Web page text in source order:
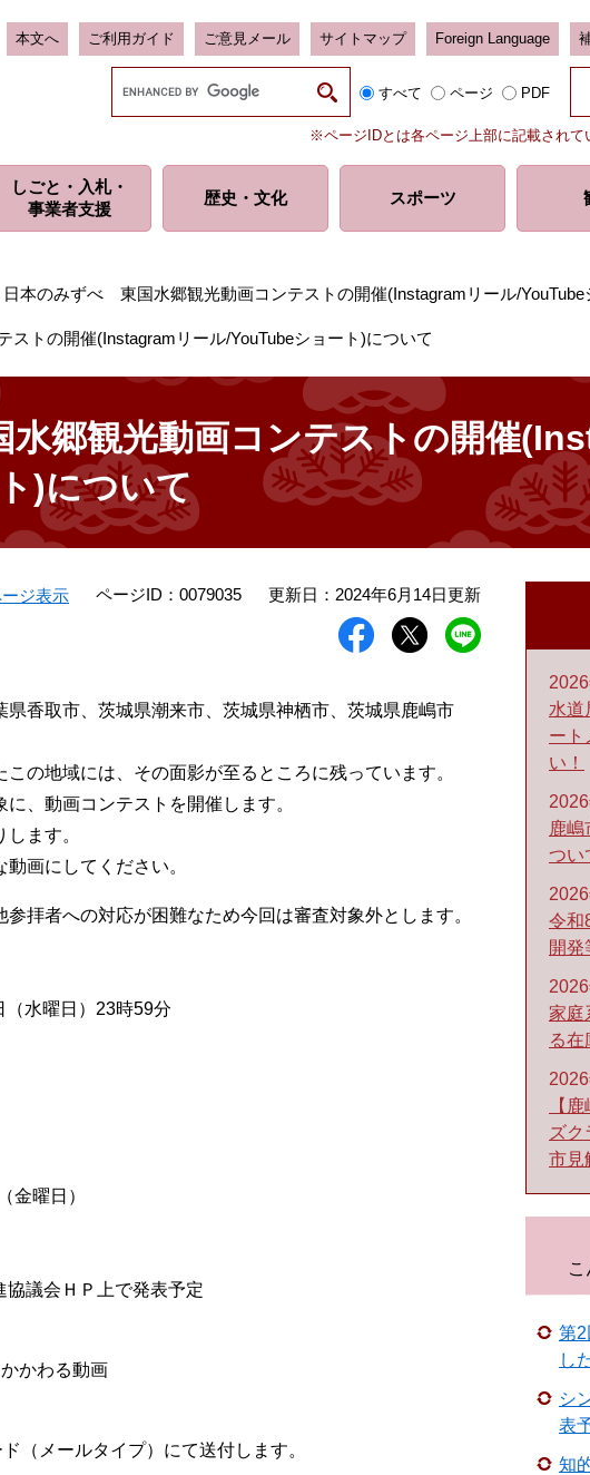
本文へ ご利用ガイド ご意見メール サイトマップ Foreign Language
ム
索
すべて ページ PDF
※ページIDとは各ページ上部に記載されて
しごと・入札・
事業者支援
歴史・ 文化 スポーツ
日本のみずべ 東国水郷観光動画コンテストの開催(Instagramリール/YouTube
トの開催(Instagramリール/YouTubeショート)について
郷観光動画コンテストの開催
)について
ジ表示 ページID：0079035 更新日：2024年6月14日更新
香取市、茨城県潮来市、茨城県神栖市、茨城県鹿嶋市
の地域には、その面影が至るところに残っています。
、動画コンテストを開催します。
ます。
画にしてください。
拝者への対応が困難なため今回は審査対象外とします。
水曜日）23時59分
金曜日）
議会ＨＰ上で発表予定
かわる動画
（メールタイプ）にて送付します。
水道
ート
い！
鹿嶋
つい
令和
開発
家庭
る在
【
ズク
市見
第2
し
シ
表
知